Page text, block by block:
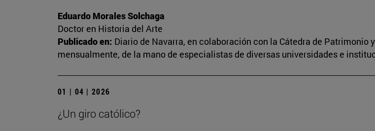
Eduardo Morales Solchaga
Doctor en Historia del Arte
Publicado en: Diario de Navarra, en colaboración con la Cátedra de Patrimonio
mensualmente, de la mano de especialistas de diversas universidades e
01 | 04 | 2026
¿Un giro católico?